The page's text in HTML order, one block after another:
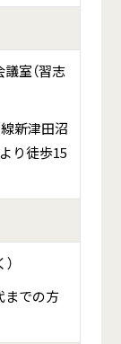
室（習志
新津田沼
り徒歩15
までの方